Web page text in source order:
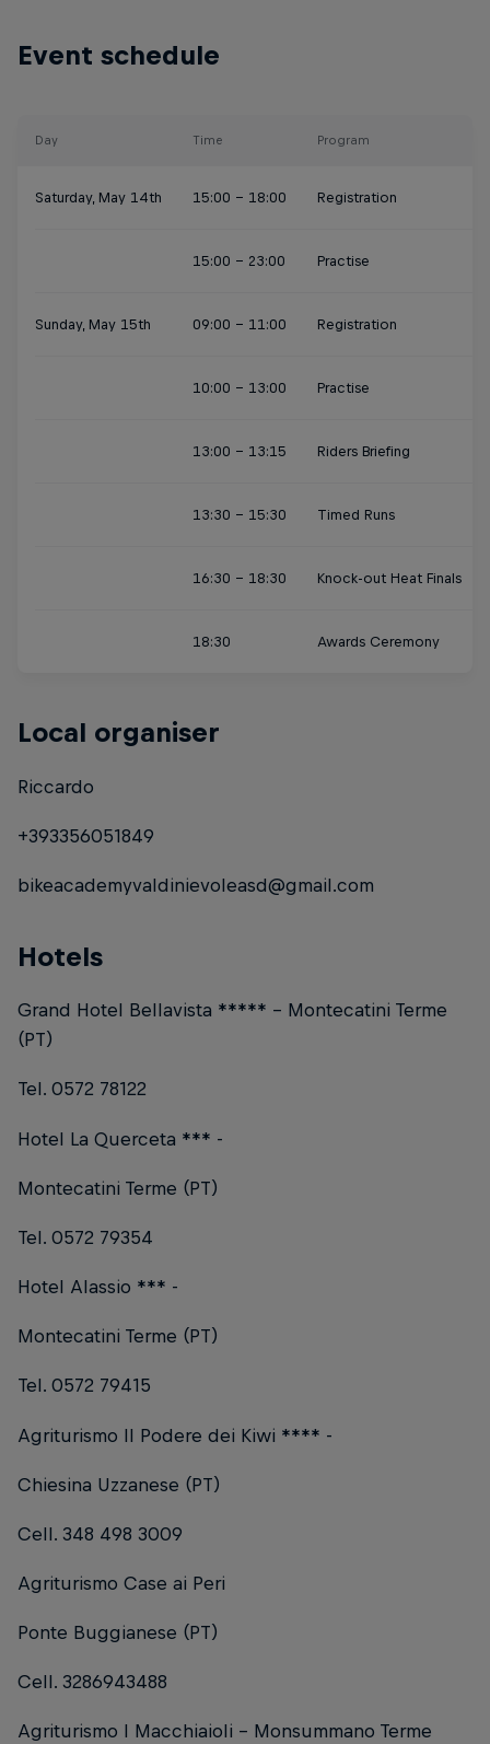
Event schedule
Day Time Program
Saturday, May 14th 15:00 - 18:00 Registration
15:00 - 23:00 Practise
Sunday, May 15th 09:00 - 11:00 Registration
10:00 - 13:00 Practise
13:00 - 13:15 Riders Briefing
13:30 - 15:30 Timed Runs
16:30 - 18:30 Knock-out Heat Finals
18:30 Awards Ceremony
Local organiser
Riccardo
+393356051849
bikeacademyvaldinievoleasd@gmail.com
Hotels
Grand Hotel Bellavista ***** - Montecatini Terme
(PT)
Tel. 0572 78122
Hotel La Querceta *** -
Montecatini Terme (PT)
Tel. 0572 79354
Hotel Alassio *** -
Montecatini Terme (PT)
Tel. 0572 79415
Agriturismo Il Podere dei Kiwi **** -
Chiesina Uzzanese (PT)
Cell. 348 498 3009
Agriturismo Case ai Peri
Ponte Buggianese (PT)
Cell. 3286943488
Agriturismo I Macchiaioli - Monsummano Terme